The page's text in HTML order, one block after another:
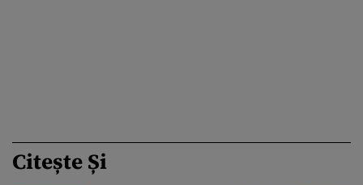
Citește Și